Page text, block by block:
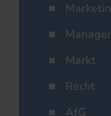
Markt
Recht
AfG